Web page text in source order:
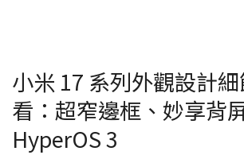
小米 17 系列外觀設計
看：超窄邊框、妙享背
HyperOS 3